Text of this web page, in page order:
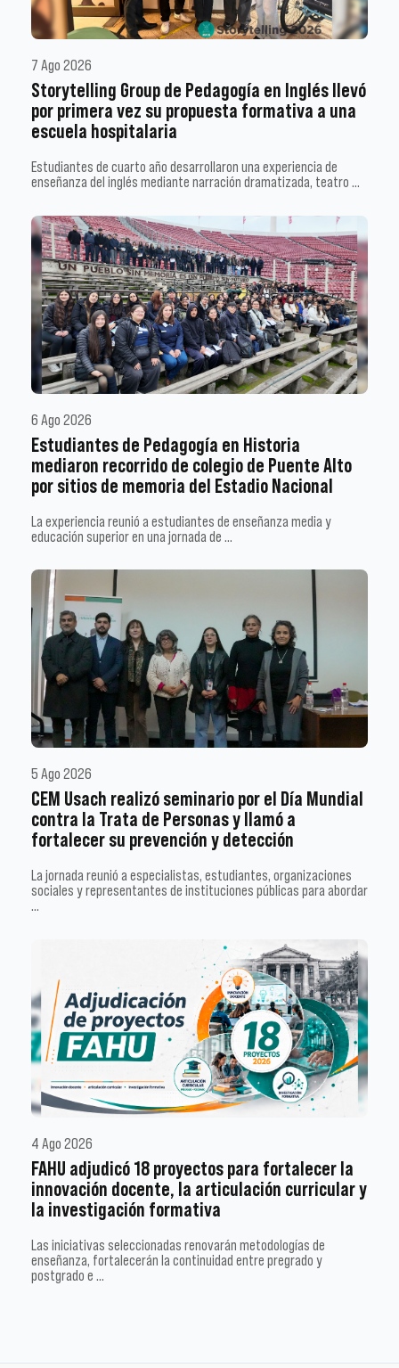
7 Ago 2026
Storytelling Group de Pedagogía en Inglés llevó
por primera vez su propuesta formativa a una
escuela hospitalaria
Estudiantes de cuarto año desarrollaron una experiencia de
enseñanza del inglés mediante narración dramatizada, teatro …
6 Ago 2026
Estudiantes de Pedagogía en Historia
mediaron recorrido de colegio de Puente Alto
por sitios de memoria del Estadio Nacional
La experiencia reunió a estudiantes de enseñanza media y
educación superior en una jornada de …
5 Ago 2026
CEM Usach realizó seminario por el Día Mundial
contra la Trata de Personas y llamó a
fortalecer su prevención y detección
La jornada reunió a especialistas, estudiantes, organizaciones
sociales y representantes de instituciones públicas para abordar
…
4 Ago 2026
FAHU adjudicó 18 proyectos para fortalecer la
innovación docente, la articulación curricular y
la investigación formativa
Las iniciativas seleccionadas renovarán metodologías de
enseñanza, fortalecerán la continuidad entre pregrado y
postgrado e …